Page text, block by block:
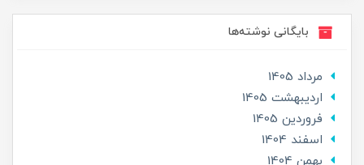
بایگانی نوشته‌ها
مرداد 1405
ارديبهشت 1405
فروردین 1405
اسفند 1404